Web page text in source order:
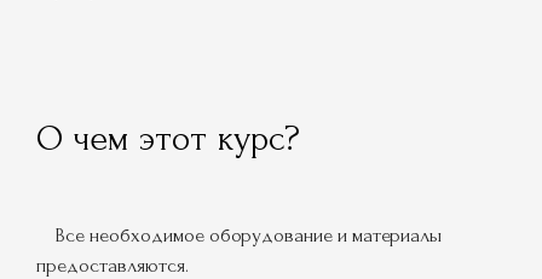
О чем этот курс?
Все необходимое оборудование и материалы
предоставляются.